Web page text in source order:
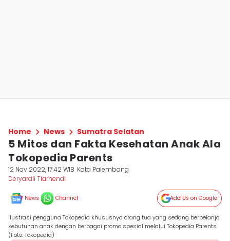
Home News Sumatra Selatan
5 Mitos dan Fakta Kesehatan Anak Ala
Tokopedia Parents
12 Nov 2022, 17:42 WIB Kota Palembang
Deryardli Tiarhendi
News Channel Add Us on Google
Ilustrasi pengguna Tokopedia khususnya orang tua yang sedang berbelanja
kebutuhan anak dengan berbagai promo spesial melalui Tokopedia Parents.
(Foto: Tokopedia)